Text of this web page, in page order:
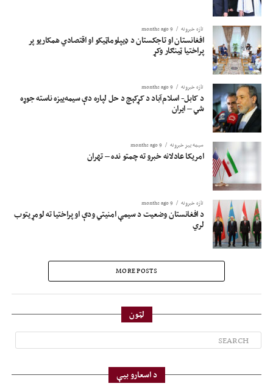
تازه خبرونه 9 months ago
افغانستان او تاجکستان د ډيپلوماټيکو او اقتصادي همکاريو پر
پراختيا ټينګار وکړ
تازه خبرونه 9 months ago
د کابل- اسلام‌آباد د کړکېچ د حل لپاره دې سیمه‌ییزه ناسته جوړه
شي – ایران
سیمه ییز خبرونه 9 months ago
امریکا عادلانه خبرو ته چمتو نده – تهران
تازه خبرونه 9 months ago
د افغانستان وضعیت د سیمې امنیتي ودې او پراختیا ته لومړیتوب
لري
MORE POSTS
لټون
د اسعارو بیې